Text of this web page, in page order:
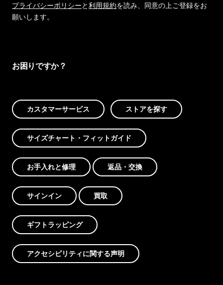
プライバシーポリシーと利用規約を読み、同意の上ご登録をお
願いします。
お困りですか？
カスタマーサービス ストアを探す
サイズチャート・フィットガイド
お手入れと修理 返品・交換
サインイン 買取
ギフトラッピング
アクセシビリティに関する声明